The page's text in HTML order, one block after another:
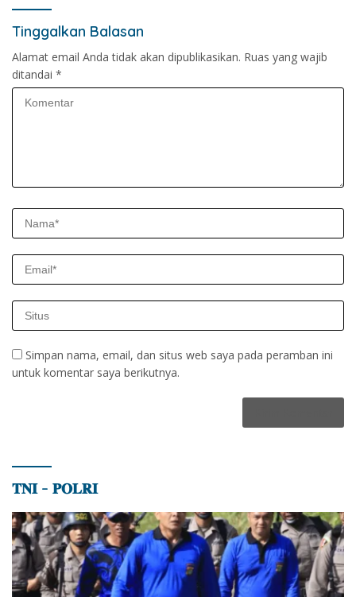
Tinggalkan Balasan
Alamat email Anda tidak akan dipublikasikan. Ruas yang wajib
ditandai *
Simpan nama, email, dan situs web saya pada peramban ini
untuk komentar saya berikutnya.
𝐓𝐍𝐈 – 𝐏𝐎𝐋𝐑𝐈